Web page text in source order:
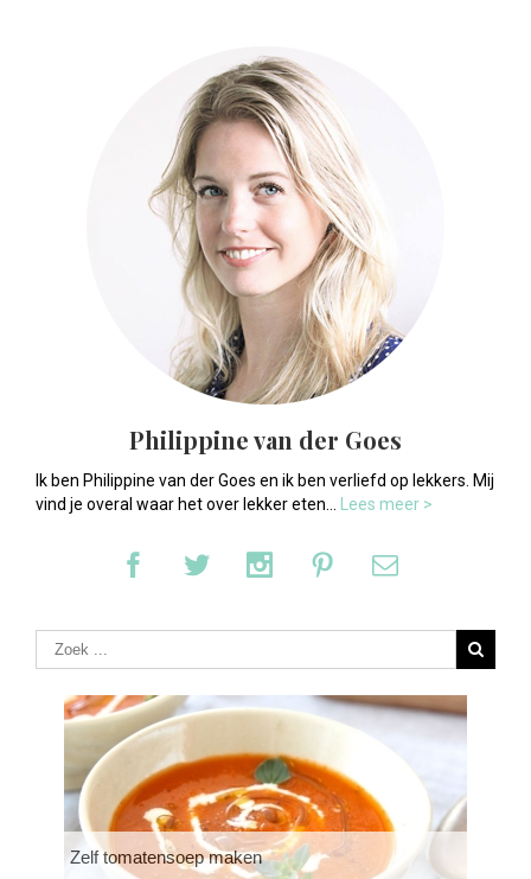
Philippine van der Goes
Ik ben Philippine van der Goes en ik ben verliefd op lekkers. Mij
vind je overal waar het over lekker eten...
Lees meer >
Zelf tomatensoep maken